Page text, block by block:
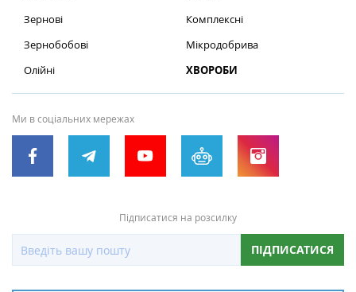
Зернові
Зернобобові
Олійні
Комплексні
Мікродобрива
ХВОРОБИ
Ми в соціальних мережах
Підписатися на розсилку
ПІДПИСАТИСЯ